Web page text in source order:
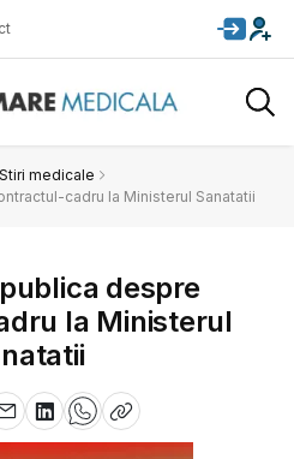
Stiri medicale
cadru la Ministerul Sanatatii
despre
la Ministerul